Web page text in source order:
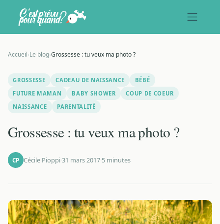
Accueil›Le blog›Grossesse : tu veux ma photo ?
GROSSESSE CADEAU DE NAISSANCE
BÉBÉ
FUTURE MAMAN
BABY SHOWER
COUP DE COEUR
NAISSANCE
PARENTALITÉ
Grossesse : tu veux ma photo ?
CP Cécile Pioppi·31 mars 2017·5 minutes